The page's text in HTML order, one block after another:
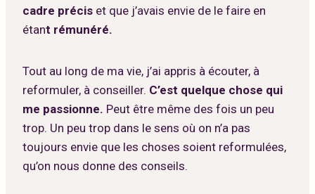
cadre précis et que j’avais envie de le faire en
étant rémunéré.
Tout au long de ma vie, j’ai appris à écouter, à
reformuler, à conseiller. C’est quelque chose qui
me passionne. Peut être même des fois un peu
trop. Un peu trop dans le sens où on n’a pas
toujours envie que les choses soient reformulées,
qu’on nous donne des conseils.